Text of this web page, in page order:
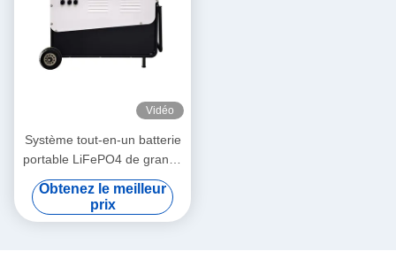
Vidéo
Système tout-en-un batterie
portable LiFePO4 de grande
capacité pour le stockage
d'énergie domestique
Obtenez le meilleur
prix